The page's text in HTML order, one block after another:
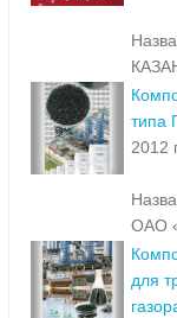
типа
2012
ОАО
для